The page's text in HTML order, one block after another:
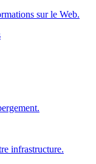
sur le Web.
infrastructure.